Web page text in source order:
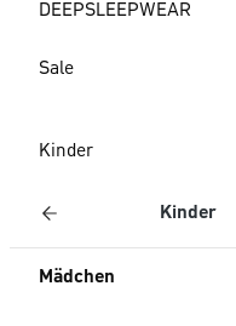
DEEPSLEEPWEAR
Sale
Kinder
Kinder
Mädchen